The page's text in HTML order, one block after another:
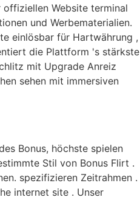
Website terminal
und Werbematerialien.
einlösbar für Hartwährung ,
die Plattform 's stärkste
mit Upgrade Anreiz
sehen mit immersiven
Bonus, höchste spielen
Stil von Bonus Flirt .
spezifizieren Zeitrahmen .
internet site . Unser